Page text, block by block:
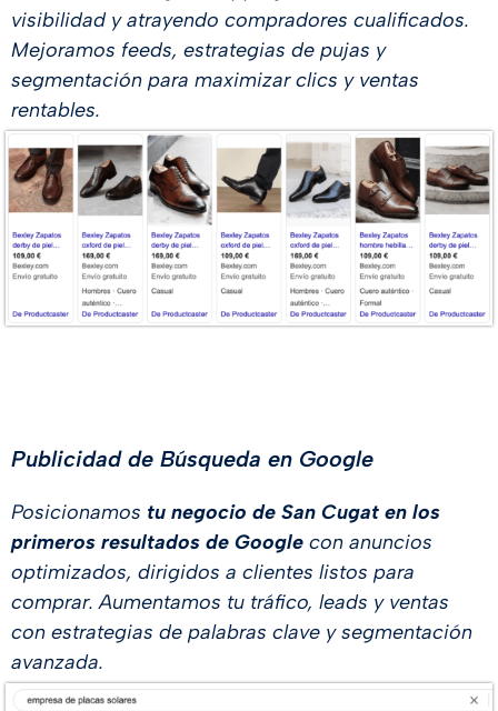
visibilidad y atrayendo compradores cualificados.
Mejoramos feeds, estrategias de pujas y
segmentación para maximizar clics y ventas
rentables.
Publicidad de Búsqueda en Google
Posicionamos tu negocio de San Cugat en los
primeros resultados de Google con anuncios
optimizados, dirigidos a clientes listos para
comprar. Aumentamos tu tráfico, leads y ventas
con estrategias de palabras clave y segmentación
avanzada.